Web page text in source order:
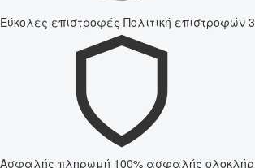
Εύκολες επιστροφές Πολιτική επιστροφών
Ασφαλής πληρωμή 100% ασφαλής